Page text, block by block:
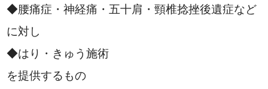
◆腰痛症・神経痛・五十肩・頸椎捻挫後遺症など
に対し
◆はり・きゅう施術
を提供するもの